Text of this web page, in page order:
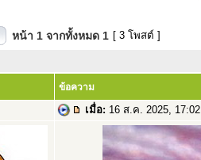
หน้า 1 จากทั้งหมด 1 [ 3 โพสต์ ]
ข้อความ
เมื่อ: 16 ส.ค. 2025, 17:02